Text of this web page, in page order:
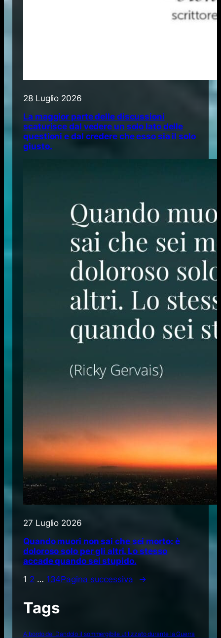
28 Luglio 2026
La maggior parte delle discussioni
scaturisce dal vedere un solo lato delle
questioni e dal credere che esso sia il solo
giusto.
27 Luglio 2026
Quando muori non sai che sei morto: è
doloroso solo per gli altri. Lo stesso
accade quando sei stupido.
1 2 … 134Pagina successiva →
Tags
A bordo del Dandolo il sommergibile utilizzato durante la Guerra